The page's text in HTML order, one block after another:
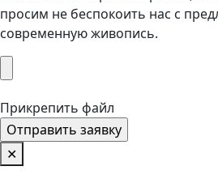
просим не беспокоить нас с
современную живопись.
Прикрепить файл
✕